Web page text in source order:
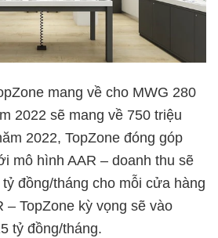
mang về cho MWG 280
2022 sẽ mang về 750 triệu
2022, TopZone đóng góp
mô hình AAR – doanh thu sẽ
đồng/tháng cho mỗi cửa hàng
– TopZone kỳ vọng sẽ vào
tỷ đồng/tháng.